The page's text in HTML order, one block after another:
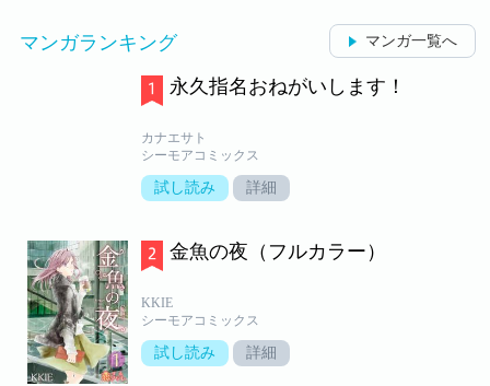
マンガランキング マンガ一覧へ
永久指名おねがいします！
カナエサト
シーモアコミックス
試し読み 詳細
金魚の夜（フルカラー）
KKIE
シーモアコミックス
試し読み 詳細